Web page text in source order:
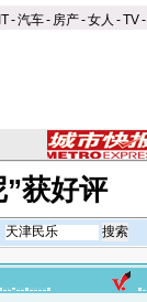
IT-汽车- 房产-女人 -TV-
获好评